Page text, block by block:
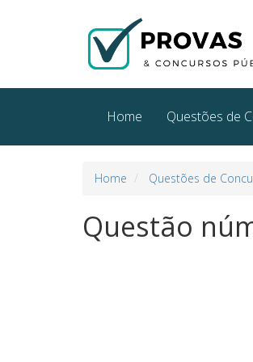
Home Questões de
Home Questões de
Questão